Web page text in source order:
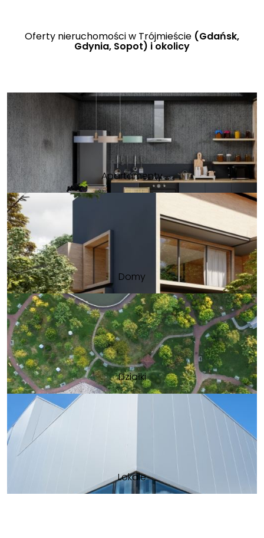
Oferty nieruchomości w Trójmieście (Gdańsk,
Gdynia, Sopot) i okolicy
Apartamenty
Domy
Działki
Lokale